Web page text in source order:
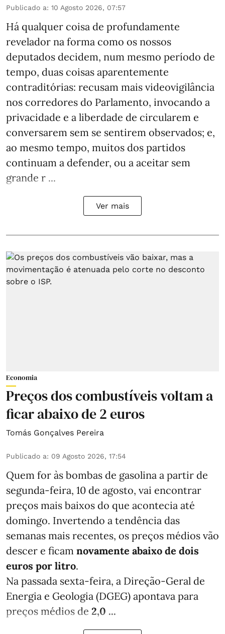
Publicado a: 10 Agosto 2026, 07:57
Há qualquer coisa de profundamente
revelador na forma como os nossos
deputados decidem, num mesmo período de
tempo, duas coisas aparentemente
contraditórias: recusam mais videovigilância
nos corredores do Parlamento, invocando a
privacidade e a liberdade de circularem e
conversarem sem se sentirem observados; e,
ao mesmo tempo, muitos dos partidos
continuam a defender, ou a aceitar sem
grande r ...
Ver mais
Economia
Preços dos combustíveis voltam a
ficar abaixo de 2 euros
Tomás Gonçalves Pereira
Publicado a: 09 Agosto 2026, 17:54
Quem for às bombas de gasolina a partir de
segunda-feira, 10 de agosto, vai encontrar
preços mais baixos do que acontecia até
domingo. Invertendo a tendência das
semanas mais recentes, os preços médios vão
descer e ficam novamente abaixo de dois
euros por litro.
Na passada sexta-feira, a Direção-Geral de
Energia e Geologia (DGEG) apontava para
preços médios de 2,0 ...